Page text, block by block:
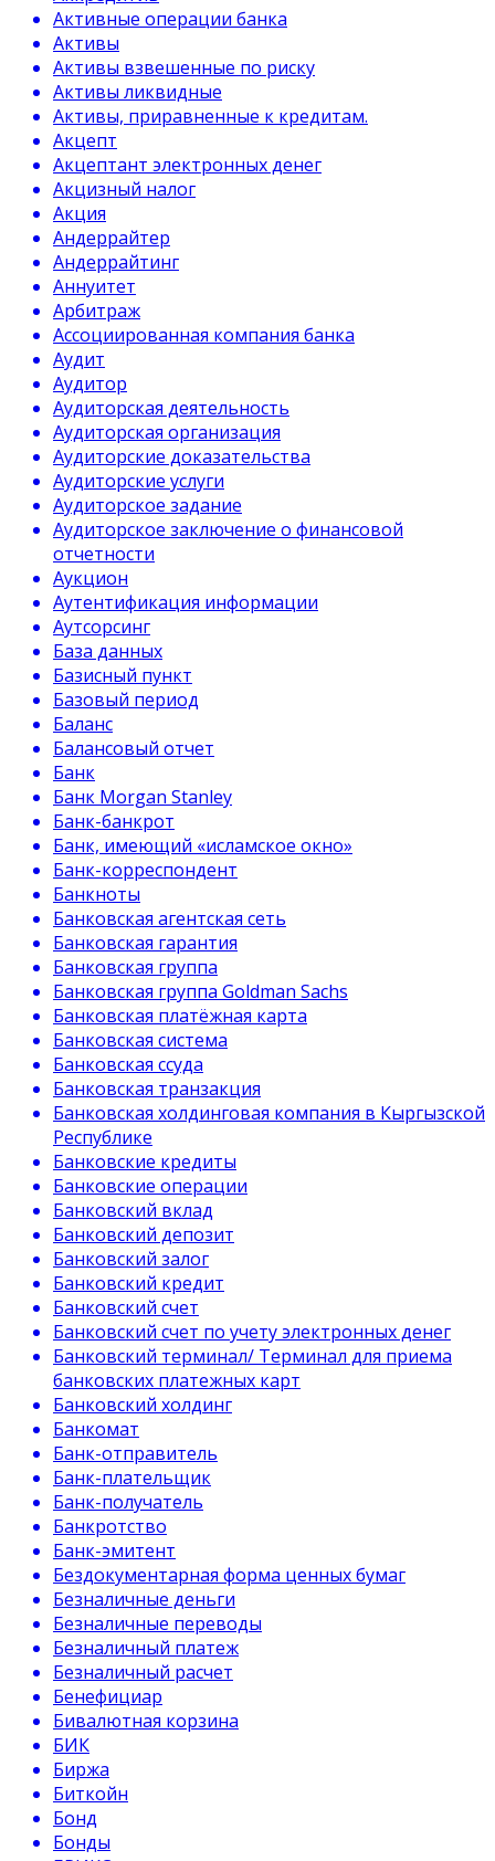
Активные операции банка
Активы
Активы взвешенные по риску
Активы ликвидные
Активы, приравненные к кредитам.
Акцепт
Акцептант электронных денег
Акцизный налог
Акция
Андеррайтер
Андеррайтинг
Аннуитет
Арбитраж
Ассоциированная компания банка
Аудит
Аудитор
Аудиторская деятельность
Аудиторская организация
Аудиторские доказательства
Аудиторские услуги
Аудиторское задание
Аудиторское заключение о финансовой
отчетности
Аукцион
Аутентификация информации
Аутсорсинг
База данных
Базисный пункт
Базовый период
Баланс
Балансовый отчет
Банк
Банк Morgan Stanley
Банк-банкрот
Банк, имеющий «исламское окно»
Банк-корреспондент
Банкноты
Банковская агентская сеть
Банковская гарантия
Банковская группа
Банковская группа Goldman Sachs
Банковская платёжная карта
Банковская система
Банковская ссуда
Банковская транзакция
Банковская холдинговая компания в Кыргызской
Республике
Банковские кредиты
Банковские операции
Банковский вклад
Банковский депозит
Банковский залог
Банковский кредит
Банковский счет
Банковский счет по учету электронных денег
Банковский терминал/ Терминал для приема
банковских платежных карт
Банковский холдинг
Банкомат
Банк-отправитель
Банк-плательщик
Банк-получатель
Банкротство
Банк-эмитент
Бездокументарная форма ценных бумаг
Безналичные деньги
Безналичные переводы
Безналичный платеж
Безналичный расчет
Бенефициар
Бивалютная корзина
БИК
Биржа
Биткойн
Бонд
Бонды